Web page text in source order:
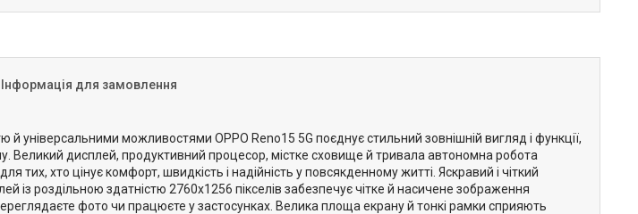
Інформація для замовлення
універсальними можливостями OPPO Reno15 5G поєднує стильний зовнішній вигляд і функції,
Великий дисплей, продуктивний процесор, містке сховище й тривала автономна робота
хто цінує комфорт, швидкість і надійність у повсякденному житті. Яскравий і чіткий
із роздільною здатністю 2760х1256 пікселів забезпечує чітке й насичене зображення
фото чи працюєте у застосунках. Велика площа екрану й тонкі рамки сприяють